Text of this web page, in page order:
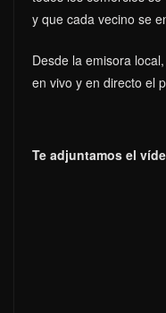
y que cada vecino se
Desde la emisora
en vivo y en directo el
Te adjuntamos el